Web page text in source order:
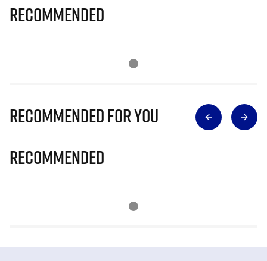
Recommended
Recommended for you
Recommended